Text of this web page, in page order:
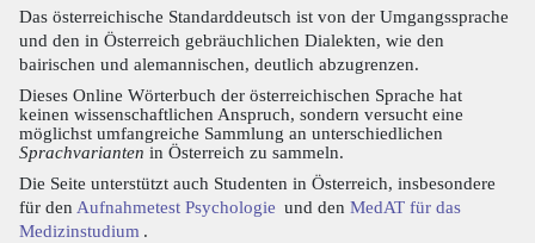
Das österreichische Standarddeutsch ist von der Umgangssprache
und den in Österreich gebräuchlichen Dialekten, wie den
bairischen und alemannischen, deutlich abzugrenzen.
Dieses Online Wörterbuch der österreichischen Sprache hat
keinen wissenschaftlichen Anspruch, sondern versucht eine
möglichst umfangreiche Sammlung an unterschiedlichen
Sprachvarianten in Österreich zu sammeln.
Die Seite unterstützt auch Studenten in Österreich, insbesondere
für den Aufnahmetest Psychologie und den MedAT für das
Medizinstudium .